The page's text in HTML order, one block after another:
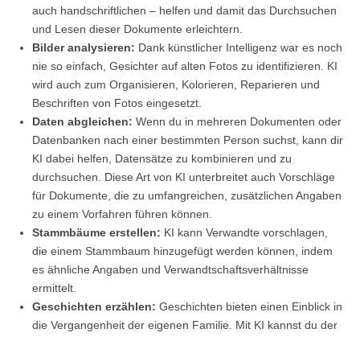
auch handschriftlichen – helfen und damit das Durchsuchen
und Lesen dieser Dokumente erleichtern.
Bilder analysieren: Dank künstlicher Intelligenz war es noch
nie so einfach, Gesichter auf alten Fotos zu identifizieren. KI
wird auch zum Organisieren, Kolorieren, Reparieren und
Beschriften von Fotos eingesetzt.
Daten abgleichen: Wenn du in mehreren Dokumenten oder
Datenbanken nach einer bestimmten Person suchst, kann dir
KI dabei helfen, Datensätze zu kombinieren und zu
durchsuchen. Diese Art von KI unterbreitet auch Vorschläge
für Dokumente, die zu umfangreichen, zusätzlichen Angaben
zu einem Vorfahren führen können.
Stammbäume erstellen: KI kann Verwandte vorschlagen,
die einem Stammbaum hinzugefügt werden können, indem
es ähnliche Angaben und Verwandtschaftsverhältnisse
ermittelt.
Geschichten erzählen: Geschichten bieten einen Einblick in
die Vergangenheit der eigenen Familie. Mit KI kannst du der